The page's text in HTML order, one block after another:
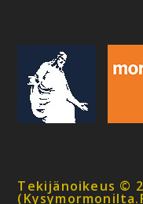
Tekijänoikeus ©